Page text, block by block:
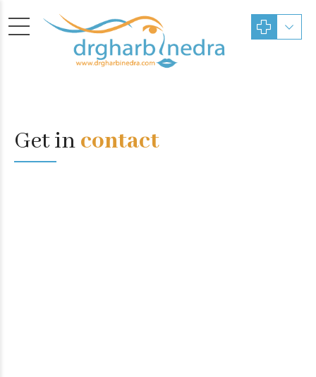
Get incontact